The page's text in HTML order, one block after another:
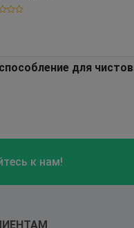
для
к нам!